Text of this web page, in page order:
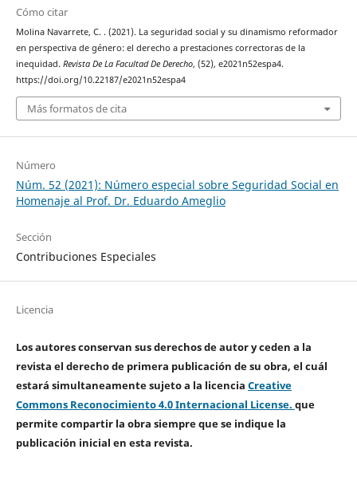
Cómo citar
Molina Navarrete, C. . (2021). La seguridad social y su dinamismo reformador
en perspectiva de género: el derecho a prestaciones correctoras de la
inequidad. Revista De La Facultad De Derecho, (52), e2021n52espa4.
https://doi.org/10.22187/e2021n52espa4
Más formatos de cita
Número
Núm. 52 (2021): Número especial sobre Seguridad Social en
Homenaje al Prof. Dr. Eduardo Ameglio
Sección
Contribuciones Especiales
Licencia
Los autores conservan sus derechos de autor y ceden a la
revista el derecho de primera publicación de su obra, el cuál
estará simultaneamente sujeto a la licencia Creative
Commons Reconocimiento 4.0 Internacional License. que
permite compartir la obra siempre que se indique la
publicación inicial en esta revista.